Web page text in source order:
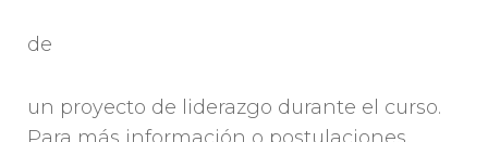
de
un proyecto de liderazgo durante el curso.